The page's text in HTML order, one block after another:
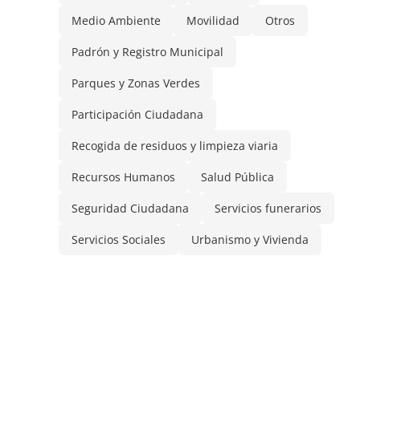
Medio Ambiente Movilidad Otros
Padrón y Registro Municipal
Parques y Zonas Verdes
Participación Ciudadana
Recogida de residuos y limpieza viaria
Recursos Humanos Salud Pública
Seguridad Ciudadana Servicios funerarios
Servicios Sociales Urbanismo y Vivienda